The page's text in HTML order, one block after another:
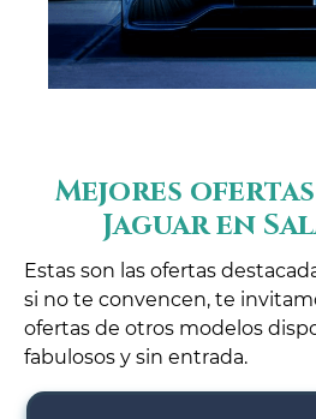
Mejores
Jaguar en
Estas son las ofertas
si no te convencen, te
ofertas de otros modelos
fabulosos y sin entrada.